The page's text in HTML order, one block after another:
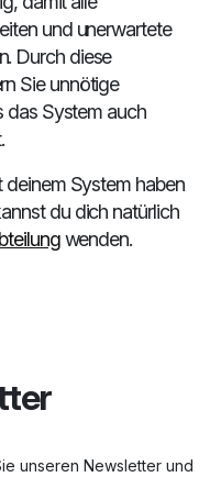
und unerwartete
Durch diese
Sie unnötige
das System auch
System haben
du dich natürlich
wenden.
unseren Newsletter und